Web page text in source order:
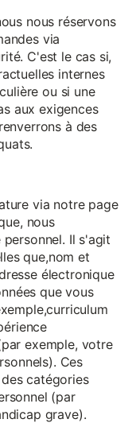
nous réservons
via
C'est le cas si,
internes
ou si une
aux exigences
à des
via notre page
nous
Il s'agit
que,nom et
électronique
que vous
exemple, votre
Ces
catégories
(par
grave).